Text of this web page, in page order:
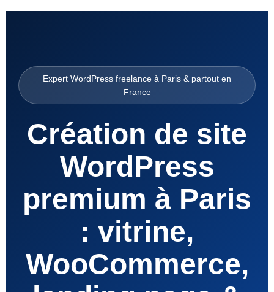
Expert WordPress freelance à Paris & partout en
France
Création de site
WordPress
premium à Paris
: vitrine,
WooCommerce,